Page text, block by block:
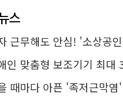
스
근무해도 안심! '소상공인안심벨'
맞춤형 보조기기 최대 3년간 무상 대여…삶의
마다 아픈 '족저근막염'…무작정 참지 말고 '이